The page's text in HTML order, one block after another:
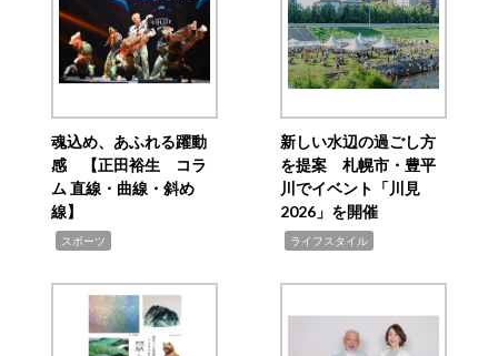
魂込め、あふれる躍動
感 【正田裕生 コラ
ム 直線・曲線・斜め
線】
スポーツ
新しい水辺の過ごし方
を提案 札幌市・豊平
川でイベント「川見
2026」を開催
ライフスタイル